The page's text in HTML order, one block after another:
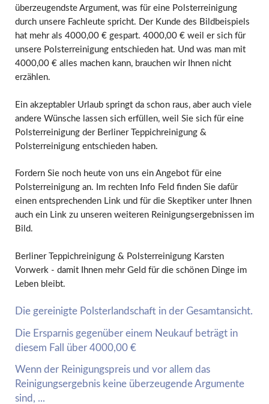
überzeugendste Argument, was für eine Polsterreinigung
durch unsere Fachleute spricht. Der Kunde des Bildbeispiels
hat mehr als 4000,00 € gespart. 4000,00 € weil er sich für
unsere Polsterreinigung entschieden hat. Und was man mit
4000,00 € alles machen kann, brauchen wir Ihnen nicht
erzählen.
Ein akzeptabler Urlaub springt da schon raus, aber auch viele
andere Wünsche lassen sich erfüllen, weil Sie sich für eine
Polsterreinigung der Berliner Teppichreinigung &
Polsterreinigung entschieden haben.
Fordern Sie noch heute von uns ein Angebot für eine
Polsterreinigung an. Im rechten Info Feld finden Sie dafür
einen entsprechenden Link und für die Skeptiker unter Ihnen
auch ein Link zu unseren weiteren Reinigungsergebnissen im
Bild.
Berliner Teppichreinigung & Polsterreinigung Karsten
Vorwerk - damit Ihnen mehr Geld für die schönen Dinge im
Leben bleibt.
Die gereinigte Polsterlandschaft in der Gesamtansicht.
Die Ersparnis gegenüber einem Neukauf beträgt in
diesem Fall über 4000,00 €
Wenn der Reinigungspreis und vor allem das
Reinigungsergebnis keine überzeugende Argumente
sind, ...